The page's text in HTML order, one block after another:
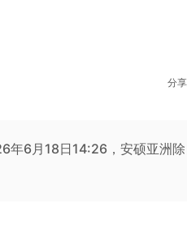
分
6月18日14:26，安硕亚洲